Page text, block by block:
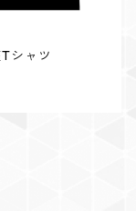
シャツ